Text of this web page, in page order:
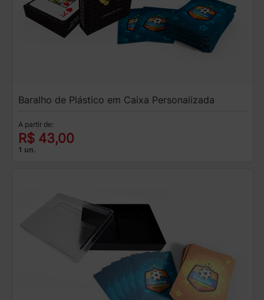
Baralho de Plástico em Caixa Personalizada
A partir de:
R$ 43,00
1 un.